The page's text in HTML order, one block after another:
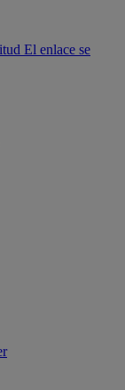
El enlace se